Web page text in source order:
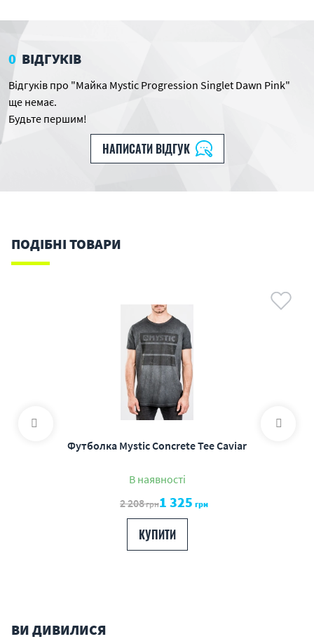
0 ВІДГУКІВ
Відгуків про "Майка Mystic Progression Singlet Dawn Pink"
ще немає.
Будьте першим!
НАПИСАТИ ВІДГУК
ПОДІБНІ ТОВАРИ
Футболка Mystic Concrete Tee Caviar
В наявності
2 208грн1 325 грн
КУПИТИ
ВИ ДИВИЛИСЯ